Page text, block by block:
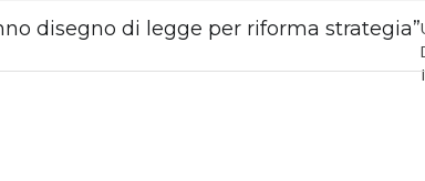
disegno di legge per riforma strategia”